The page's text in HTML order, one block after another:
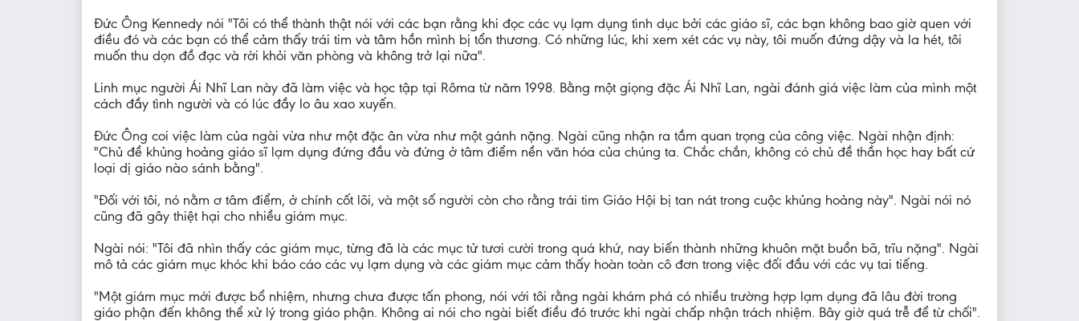
Đức Ông Kennedy nói "Tôi có thể thành thật nói với các bạn rằng khi đọc các vụ lạm dụng tình dục bởi các giáo sĩ, các bạn không bao giờ quen với
điều đó và các bạn có thể cảm thấy trái tim và tâm hồn mình bị tổn thương. Có những lúc, khi xem xét các vụ này, tôi muốn đứng dậy và la hét, tôi
muốn thu dọn đồ đạc và rời khỏi văn phòng và không trở lại nữa".
Linh mục người Ái Nhĩ Lan này đã làm việc và học tập tại Rôma từ năm 1998. Bằng một giọng đặc Ái Nhĩ Lan, ngài đánh giá việc làm của mình một
cách đầy tình người và có lúc đầy lo âu xao xuyến.
Đức Ông coi việc làm của ngài vừa như một đặc ân vừa như một gánh nặng. Ngài cũng nhận ra tầm quan trọng của công việc. Ngài nhận định:
"Chủ đề khủng hoảng giáo sĩ lạm dụng đứng đầu và đứng ở tâm điểm nền văn hóa của chúng ta. Chắc chắn, không có chủ đề thần học hay bất cứ
loại dị giáo nào sánh bằng".
"Đối với tôi, nó nằm ơ tâm điểm, ở chính cốt lõi, và một số người còn cho rằng trái tim Giáo Hội bị tan nát trong cuộc khủng hoảng này". Ngài nói nó
cũng đã gây thiệt hại cho nhiều giám mục.
Ngài nói: "Tôi đã nhìn thấy các giám mục, từng đã là các mục tử tươi cười trong quá khứ, nay biến thành những khuôn mặt buồn bã, trĩu nặng". Ngài
mô tả các giám mục khóc khi báo cáo các vụ lạm dụng và các giám mục cảm thấy hoàn toàn cô đơn trong việc đối đầu với các vụ tai tiếng.
"Một giám mục mới được bổ nhiệm, nhưng chưa được tấn phong, nói với tôi rằng ngài khám phá có nhiều trường hợp lạm dụng đã lâu đời trong
giáo phận đến không thể xử lý trong giáo phận. Không ai nói cho ngài biết điều đó trước khi ngài chấp nhận trách nhiệm. Bây giờ quá trễ để từ chối".